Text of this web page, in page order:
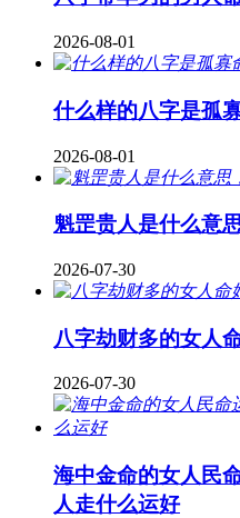
2026-08-01
什么样的八字是孤
2026-08-01
魁罡贵人是什么意
2026-07-30
八字劫财多的女人
2026-07-30
海中金命的女人民
人走什么运好